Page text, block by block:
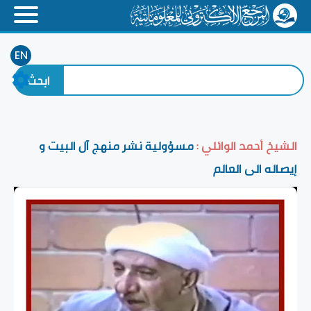
EN
الشيخ أحمد الوائلي :مسؤولية نشر منهج آل البيت و
إيصاله الى العالم